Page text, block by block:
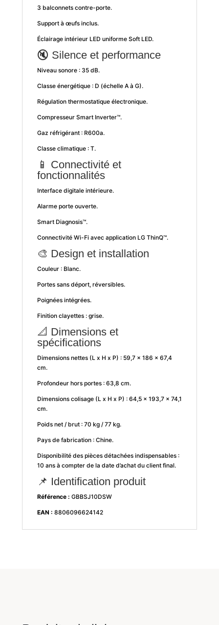
3 balconnets contre-porte.
Support à œufs inclus.
Éclairage intérieur LED uniforme Soft LED.
🔇 Silence et performance
Niveau sonore : 35 dB.
Classe énergétique : D (échelle A à G).
Régulation thermostatique électronique.
Compresseur Smart Inverter™.
Gaz réfrigérant : R600a.
Classe climatique : T.
📱 Connectivité et
fonctionnalités
Interface digitale intérieure.
Alarme porte ouverte.
Smart Diagnosis™.
Connectivité Wi-Fi avec application LG ThinQ™.
🎨 Design et installation
Couleur : Blanc.
Portes sans déport, réversibles.
Poignées intégrées.
Finition clayettes : grise.
📐 Dimensions et
spécifications
Dimensions nettes (L x H x P) : 59,7 x 186 x 67,4
cm.
Profondeur hors portes : 63,8 cm.
Dimensions colisage (L x H x P) : 64,5 x 193,7 x 74,1
cm.
Poids net / brut : 70 kg / 77 kg.
Pays de fabrication : Chine.
Disponibilité des pièces détachées indispensables :
10 ans à compter de la date d’achat du client final.
📌 Identification produit
Référence : GBBSJ10DSW
EAN : 8806096624142